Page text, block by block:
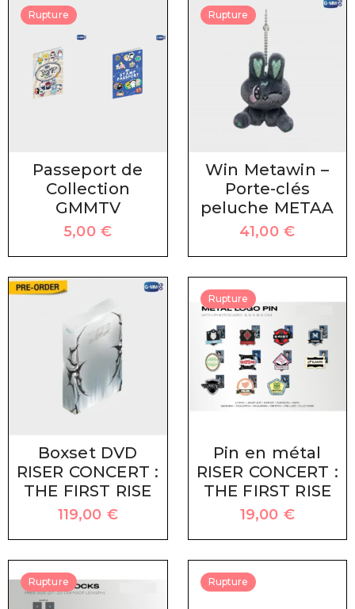
Rupture
Passeport de
Collection
GMMTV
5,00€
Rupture
Win Metawin –
Porte-clés
peluche METAA
41,00€
Boxset DVD
RISER CONCERT :
THE FIRST RISE
119,00 €
Rupture
Pin en métal
RISER CONCERT :
THE FIRST RISE
19,00 €
Rupture Rupture